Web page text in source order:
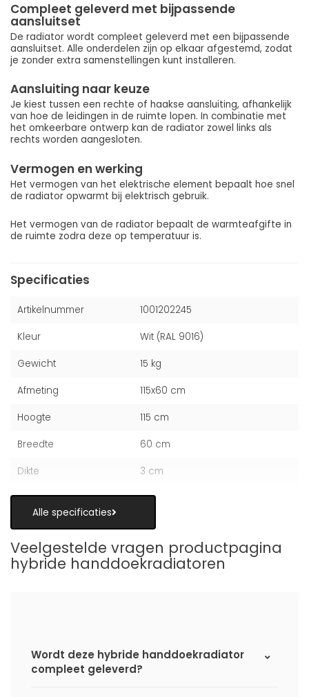
Compleet geleverd met bijpassende
aansluitset
De radiator wordt compleet geleverd met een bijpassende
aansluitset. Alle onderdelen zijn op elkaar afgestemd, zodat
je zonder extra samenstellingen kunt installeren.
Aansluiting naar keuze
Je kiest tussen een rechte of haakse aansluiting, afhankelijk
van hoe de leidingen in de ruimte lopen. In combinatie met
het omkeerbare ontwerp kan de radiator zowel links als
rechts worden aangesloten.
Vermogen en werking
Het vermogen van het elektrische element bepaalt hoe snel
de radiator opwarmt bij elektrisch gebruik.
Het vermogen van de radiator bepaalt de warmteafgifte in
de ruimte zodra deze op temperatuur is.
Specificaties
Artikelnummer 1001202245
Kleur Wit (RAL 9016)
Gewicht 15 kg
Afmeting 115x60 cm
Hoogte 115 cm
Breedte 60 cm
Dikte 3 cm
Alle specificaties
Veelgestelde vragen productpagina
hybride handdoekradiatoren
Wordt deze hybride handdoekradiator
compleet geleverd?